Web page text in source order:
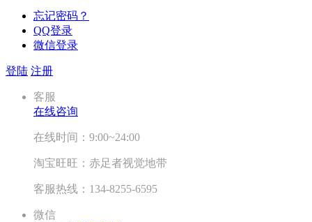
忘记密码？
QQ登录
微信登录
登陆 注册
客服
在线咨询
在线时间：9:00~24:00
淘宝旺旺：赤足者视觉地带
客服热线：134-8255-6595
微信